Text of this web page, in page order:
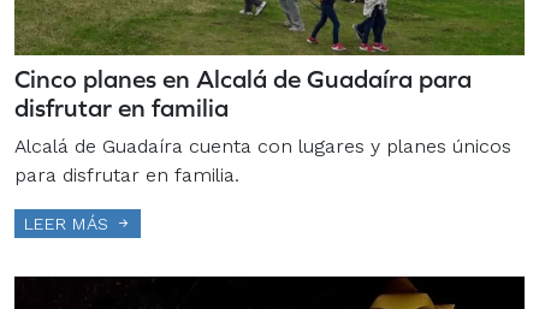
Cinco planes en Alcalá de Guadaíra para
disfrutar en familia
Alcalá de Guadaíra cuenta con lugares y planes únicos
para disfrutar en familia.
LEER MÁS